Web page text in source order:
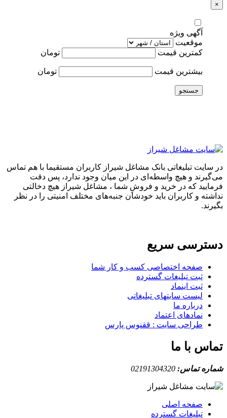
×
آگهی ویژه
موقعیت
کمترین قیمت
تومان
بیشترین قیمت تومان
جستجو
در سایت تبلیغاتی بانک مشاغل شیراز کاربران مستقیما با هم تماس
می‌گیرند و هیچ واسطه‌ای در این میان وجود ندارد، پس دقت
فرمایید که در خرید و فروشِ شما ، مشاغل شیراز هیچ دخالتی
نداشته و کاربران باید خودشان جنبه‌های مختلف امنیتی را در نظر
بگیرند.
دسترسی سریع
صفحه اختصاصی کسب و کار شما
ثبت تبلیغات گسترده
ثبت اینماد
لیست سایتهای تبلیغاتی
درباره ما
نمادهای اعتماد
طراحی سایت : ققنوس پارس
تماس با ما
شماره تماس: 02191304320
صفحه اصلی
تبلیغات گسترده